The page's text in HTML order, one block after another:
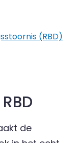
(RBD)
de